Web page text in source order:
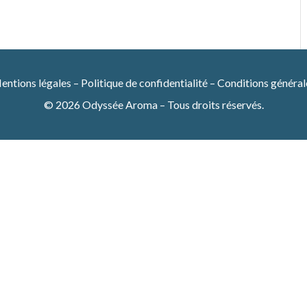
légales – Politique de confidentialité – Conditions
© 2026 Odyssée Aroma – Tous droits réservés.